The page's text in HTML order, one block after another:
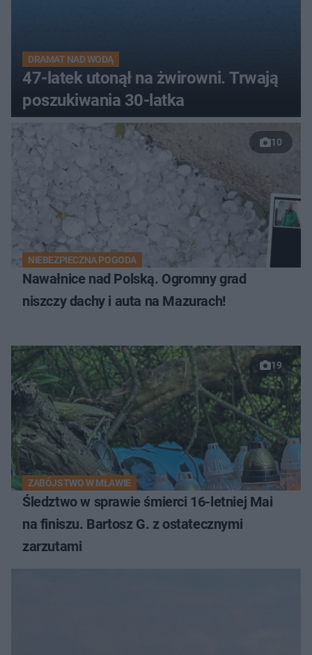
DRAMAT NAD WODĄ
47-latek utonął na żwirowni. Trwają
poszukiwania 30-latka
10
NIEBEZPIECZNA POGODA
Nawałnice nad Polską. Ogromny grad
niszczy dachy i auta na Mazurach!
19
ZABÓJSTWO W MŁAWIE
Śledztwo w sprawie śmierci 16-letniej Mai
na finiszu. Bartosz G. z ostatecznymi
zarzutami